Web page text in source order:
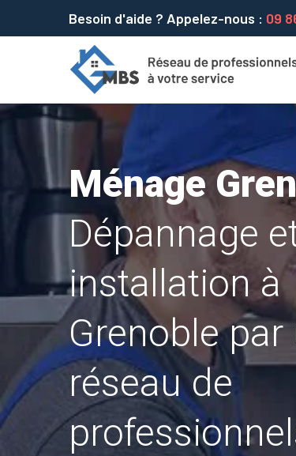
Besoin d'aide ? Appelez-nous : 09
Ménage
Dépannage
installation à
Grenoble par
réseau de